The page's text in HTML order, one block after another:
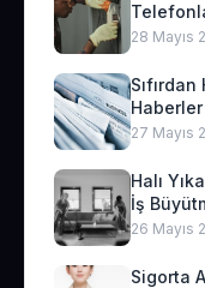
28 Mayıs
27 Mayıs
Halı
İş
26 Mayıs
Sigorta